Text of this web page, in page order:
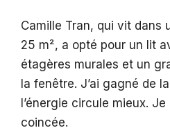
Camille Tran, qui vit dans
25 m², a opté pour un lit
étagères murales et un
la fenêtre. J’ai gagné de
l’énergie circule mieux.
coincée.